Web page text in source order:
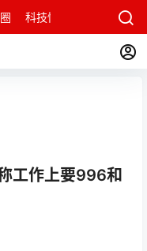
科技快讯 智能科技问
工作上要996和